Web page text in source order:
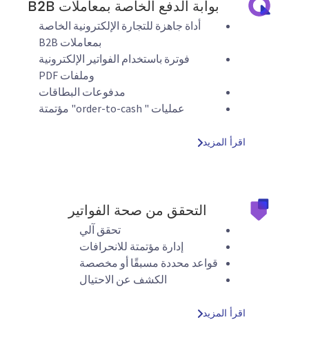
بوابة الدفع الخاصة بمعاملات B2B
أداة جاهزة للتجارة الإلكترونية الخاصة
بمعاملات B2B
فوترة باستخدام الفواتير الإلكترونية
وملفات PDF
مدفوعات البطاقات
عمليات " order-to-cash" مؤتمتة
اقرأ المزيد
التحقق من صحة الفواتير
تحقق آلي
إدارة مؤتمتة للانحرافات
قواعد محددة مسبقًا أو مخصصة
الكشف عن الاحتيال
اقرأ المزيد